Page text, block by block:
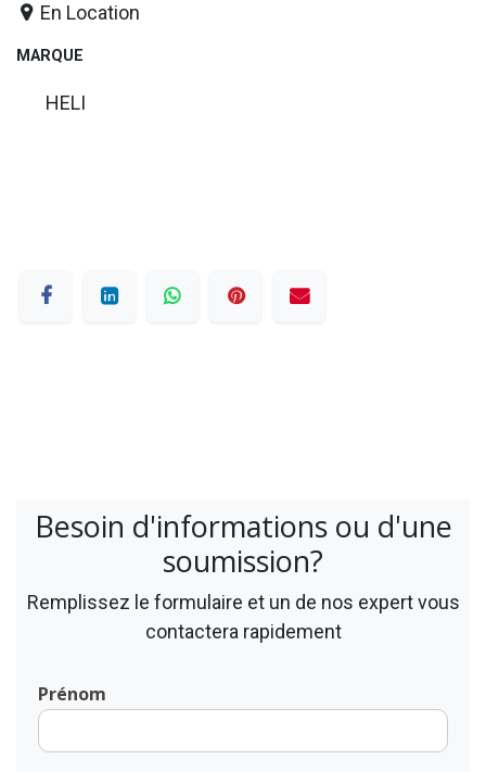
En Location
MARQUE
HELI
Besoin d'informations ou d'une
soumission?
Remplissez le formulaire et un de nos expert vous
contactera rapidement
Prénom